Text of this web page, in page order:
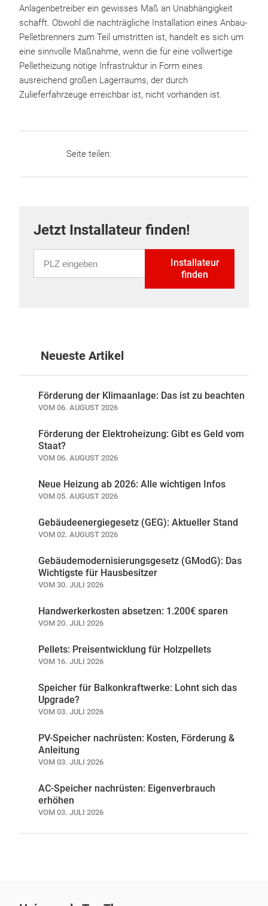
Anlagenbetreiber ein gewisses Maß an Unabhängigkeit
schafft. Obwohl die nachträgliche Installation eines Anbau-
Pelletbrenners zum Teil umstritten ist, handelt es sich um
eine sinnvolle Maßnahme, wenn die für eine vollwertige
Pelletheizung nötige Infrastruktur in Form eines
ausreichend großen Lagerraums, der durch
Zulieferfahrzeuge erreichbar ist, nicht vorhanden ist.
Seite teilen:
Jetzt Installateur finden!
Installateur
finden
Neueste Artikel
Förderung der Klimaanlage: Das ist zu beachten
VOM 06. AUGUST 2026
Förderung der Elektroheizung: Gibt es Geld vom
Staat?
VOM 06. AUGUST 2026
Neue Heizung ab 2026: Alle wichtigen Infos
VOM 05. AUGUST 2026
Gebäudeenergiegesetz (GEG): Aktueller Stand
VOM 02. AUGUST 2026
Gebäudemodernisierungsgesetz (GModG): Das
Wichtigste für Hausbesitzer
VOM 30. JULI 2026
Handwerkerkosten absetzen: 1.200€ sparen
VOM 20. JULI 2026
Pellets: Preisentwicklung für Holzpellets
VOM 16. JULI 2026
Speicher für Balkonkraftwerke: Lohnt sich das
Upgrade?
VOM 03. JULI 2026
PV-Speicher nachrüsten: Kosten, Förderung &
Anleitung
VOM 03. JULI 2026
AC-Speicher nachrüsten: Eigenverbrauch
erhöhen
VOM 03. JULI 2026